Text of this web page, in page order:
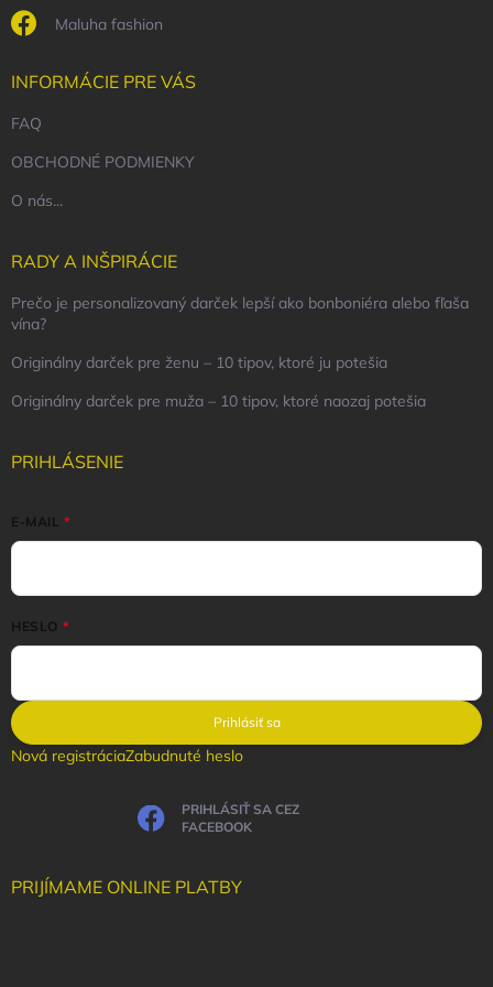
Maluha fashion
INFORMÁCIE PRE VÁS
FAQ
OBCHODNÉ PODMIENKY
O nás...
RADY A INŠPIRÁCIE
Prečo je personalizovaný darček lepší ako bonboniéra alebo fľaša
vína?
Originálny darček pre ženu – 10 tipov, ktoré ju potešia
Originálny darček pre muža – 10 tipov, ktoré naozaj potešia
PRIHLÁSENIE
E-MAIL
HESLO
Prihlásiť sa
Nová registráciaZabudnuté heslo
PRIHLÁSIŤ SA CEZ
FACEBOOK
PRIJÍMAME ONLINE PLATBY